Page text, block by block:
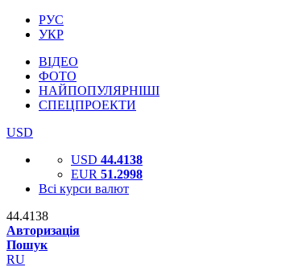
РУС
УКР
ВІДЕО
ФОТО
НАЙПОПУЛЯРНІШІ
СПЕЦПРОЕКТИ
USD
USD 44.4138
EUR 51.2998
Всі курси валют
44.4138
Авторизація
Пошук
RU